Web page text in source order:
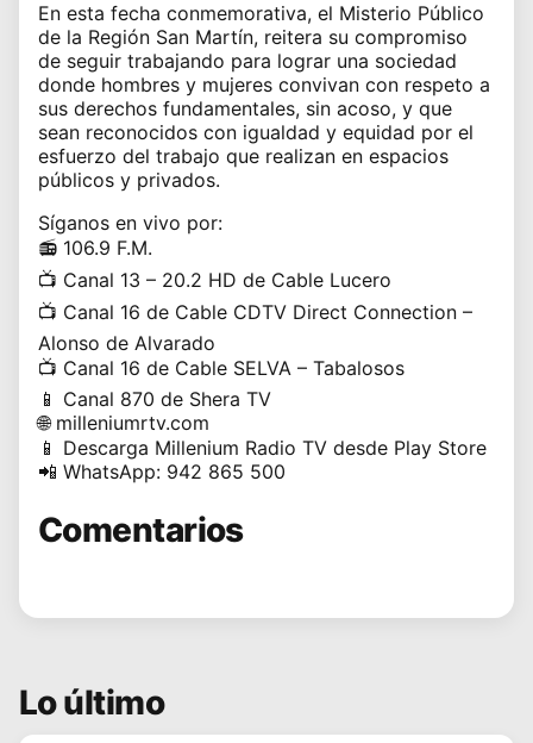
En esta fecha conmemorativa, el Misterio Público
de la Región San Martín, reitera su compromiso
de seguir trabajando para lograr una sociedad
donde hombres y mujeres convivan con respeto a
sus derechos fundamentales, sin acoso, y que
sean reconocidos con igualdad y equidad por el
esfuerzo del trabajo que realizan en espacios
públicos y privados.
Síganos en vivo por:
📻 106.9 F.M.
📺 Canal 13 – 20.2 HD de Cable Lucero
📺 Canal 16 de Cable CDTV Direct Connection –
Alonso de Alvarado
📺 Canal 16 de Cable SELVA – Tabalosos
📱 Canal 870 de Shera TV
🌐milleniumrtv.com
📱 Descarga Millenium Radio TV desde Play Store
📲 WhatsApp: 942 865 500
Comentarios
Lo último